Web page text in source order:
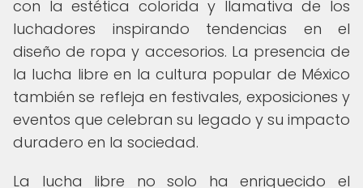
con la estética colorida y llamativa de los
luchadores inspirando tendencias en el
diseño de ropa y accesorios. La presencia de
la lucha libre en la cultura popular de México
también se refleja en festivales, exposiciones y
eventos que celebran su legado y su impacto
duradero en la sociedad.
La lucha libre no solo ha enriquecido el